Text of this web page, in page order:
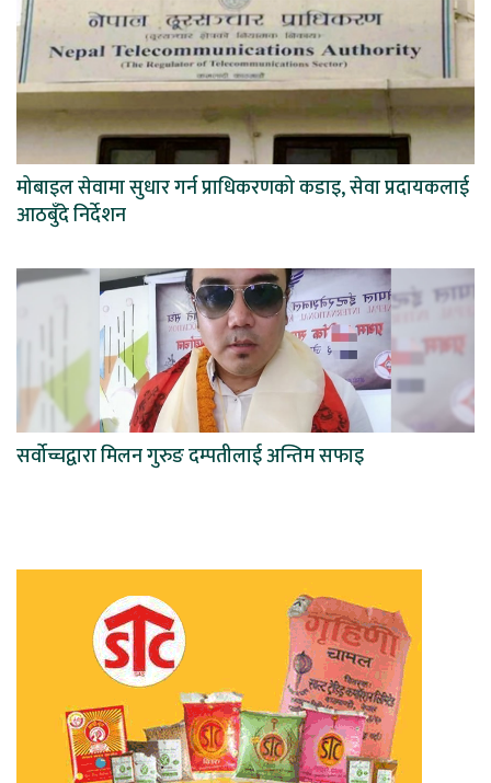
मोबाइल सेवामा सुधार गर्न प्राधिकरणको कडाइ, सेवा प्रदायकलाई
आठबुँदे निर्देशन
सर्वोच्चद्वारा मिलन गुरुङ दम्पतीलाई अन्तिम सफाइ